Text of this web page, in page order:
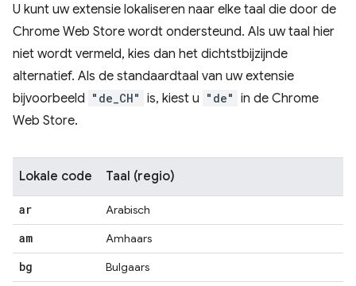
U kunt uw extensie lokaliseren naar elke taal die door de
Chrome Web Store wordt ondersteund. Als uw taal hier
niet wordt vermeld, kies dan het dichtstbijzijnde
alternatief. Als de standaardtaal van uw extensie
bijvoorbeeld "de_CH" is, kiest u "de" in de Chrome
Web Store.
Lokale code Taal (regio)
ar Arabisch
am Amhaars
bg Bulgaars